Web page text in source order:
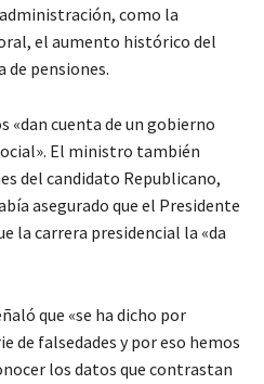
como la
el aumento histórico del
pensiones.
«dan cuenta de un gobierno
El ministro también
del candidato Republicano,
asegurado que el Presidente
la carrera presidencial la «da
que «se ha dicho por
de falsedades y por eso hemos
los datos que contrastan